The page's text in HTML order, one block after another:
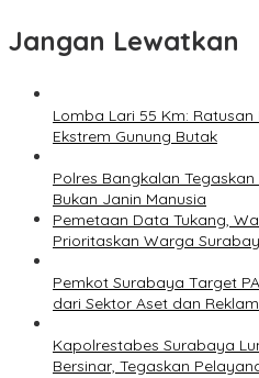
Jangan Lewatkan
Lomba Lari 55 Km:
Ekstrem Gunung Butak
Polres Bangkalan
Bukan Janin Manusia
Pemetaan Data Tukang,
Prioritaskan Warga
Pemkot Surabaya Target
dari Sektor Aset dan
Kapolrestabes Surabaya
Bersinar, Tegaskan